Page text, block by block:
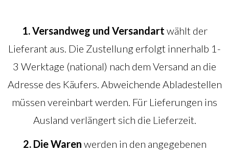
1. Versandweg und Versandart wählt der
Lieferant aus. Die Zustellung erfolgt innerhalb 1-
3 Werktage (national) nach dem Versand an die
Adresse des Käufers. Abweichende Abladestellen
müssen vereinbart werden. Für Lieferungen ins
Ausland verlängert sich die Lieferzeit.
2. Die Waren werden in den angegebenen